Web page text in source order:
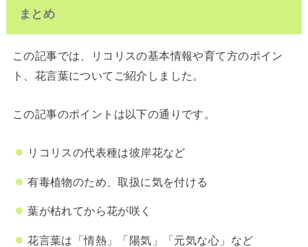
まとめ
この記事では、リコリスの基本情報や育て方のポイン
ト、花言葉についてご紹介しました。
この記事のポイントは以下の通りです。
リコリスの代表種は彼岸花など
有毒植物のため、取扱に気を付ける
葉が枯れてから花が咲く
花言葉は「情熱」「陽気」「元気な心」など